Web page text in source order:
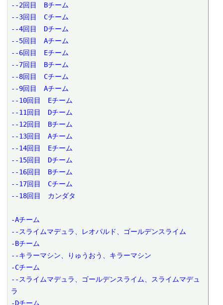
--2回目　Bチーム
--3回目　Cチーム
--4回目　Dチーム
--5回目　Aチーム
--6回目　Eチーム
--7回目　Bチーム
--8回目　Cチーム
--9回目　Aチーム
--10回目　Eチーム
--11回目　Dチーム
--12回目　Bチーム
--13回目　Aチーム
--14回目　Eチーム
--15回目　Dチーム
--16回目　Bチーム
--17回目　Cチーム
--18回目　カンダタ
-Aチーム
--スライムマデュラ、レオパルド、ゴールデンスライム
-Bチーム
--キラーマシン、りゅうおう、キラーマシン
-Cチーム
--スライムマデュラ、ゴールデンスライム、スライムマデュ
ラ
-Dチーム